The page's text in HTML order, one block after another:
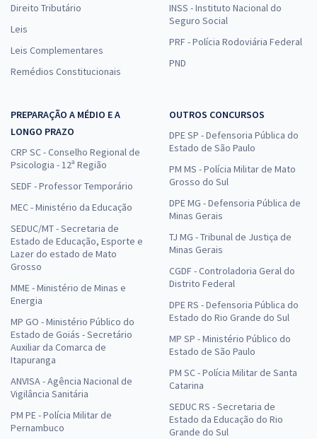
Direito Tributário
Leis
Leis Complementares
Remédios Constitucionais
INSS - Instituto Nacional do
Seguro Social
PRF - Polícia Rodoviária Federal
PND
PREPARAÇÃO A MÉDIO E A
LONGO PRAZO
CRP SC - Conselho Regional de
Psicologia - 12ª Região
SEDF - Professor Temporário
MEC - Ministério da Educação
SEDUC/MT - Secretaria de
Estado de Educação, Esporte e
Lazer do estado de Mato
Grosso
MME - Ministério de Minas e
Energia
MP GO - Ministério Público do
Estado de Goiás - Secretário
Auxiliar da Comarca de
Itapuranga
ANVISA - Agência Nacional de
Vigilância Sanitária
PM PE - Polícia Militar de
Pernambuco
OUTROS CONCURSOS
DPE SP - Defensoria Pública do
Estado de São Paulo
PM MS - Polícia Militar de Mato
Grosso do Sul
DPE MG - Defensoria Pública de
Minas Gerais
TJ MG - Tribunal de Justiça de
Minas Gerais
CGDF - Controladoria Geral do
Distrito Federal
DPE RS - Defensoria Pública do
Estado do Rio Grande do Sul
MP SP - Ministério Público do
Estado de São Paulo
PM SC - Polícia Militar de Santa
Catarina
SEDUC RS - Secretaria de
Estado da Educação do Rio
Grande do Sul